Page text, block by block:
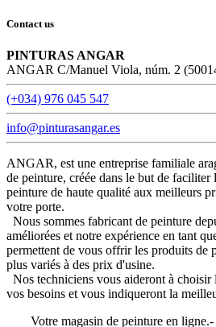
Contact us
PINTURAS ANGAR
ANGAR C/Manuel Viola, núm. 2
(+034) 976 045 547
info@pinturasangar.es
ANGAR, est une entreprise familiale
de peinture, créée dans le but de faciliter
peinture de haute qualité aux meilleurs
votre porte.
Nous sommes fabricant de peinture
améliorées et notre expérience en tant
permettent de vous offrir les produits de
plus variés à des prix d'usine.
Nos techniciens vous aideront à choisir
vos besoins et vous indiqueront la
Votre magasin de peinture en